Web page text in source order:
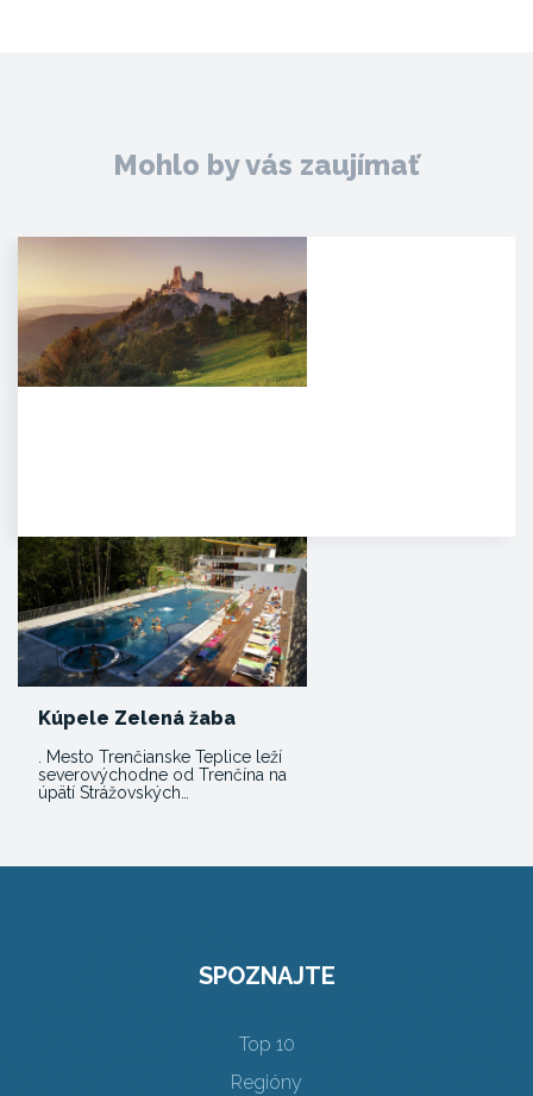
Mohlo by vás zaujímať
Kúpele Zelená žaba
. Mesto Trenčianske Teplice leží
severovýchodne od Trenčína na
úpätí Strážovských…
SPOZNAJTE
Top 10
Regióny